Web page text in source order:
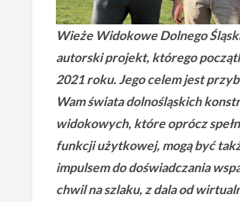
Wieże Widokowe Dolnego
autorski projekt, którego
2021 roku. Jego celem jest
Wam świata dolnośląskich
widokowych, które oprócz
funkcji użytkowej, mogą być
impulsem do doświadczania
chwil na szlaku, z dala od